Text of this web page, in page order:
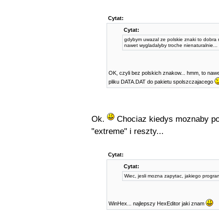
Cytat:
Cytat:
gdybym uwazal ze polskie znaki to
nawet wygladalyby troche nienaturalnie...
OK, czyli bez polskich znakow... hmm, to
pliku DATA.DAT do pakietu spolszczajacego
Ok.
Chociaz kiedys moznaby
"extreme" i reszty...
Cytat:
Cytat:
Wiec, jesli mozna zapytac, jakiego
WinHex... najlepszy HexEditor jaki znam